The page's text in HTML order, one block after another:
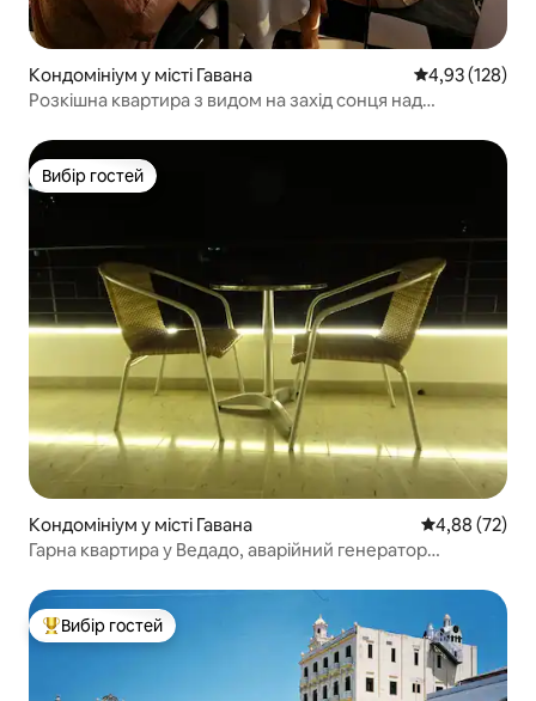
Кондомініум у місті Гавана Середня
4,93 (128)
Розкішна квартира з видом на захід сонця над
Вибір гостей
Вибір гостей
Кондомініум у місті Гавана Середня
4,88 (72)
Гарна квартира у Ведадо, аварійний генератор
Топ вибір гостей
Вибір гостей